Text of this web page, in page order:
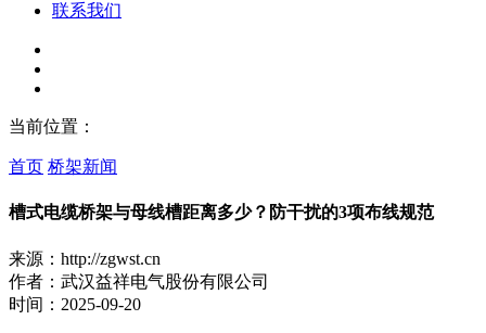
联系我们
当前位置：
首页 桥架新闻
槽式电缆桥架与母线槽距离多少？防干扰的3项布线规范
来源：http://zgwst.cn
作者：武汉益祥电气股份有限公司
时间：2025-09-20